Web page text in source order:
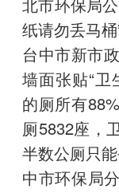
纸请勿丢马桶
台中市新市
墙面张贴“卫
的厕所有
厕5832座，
半数公厕只能
中市环保局